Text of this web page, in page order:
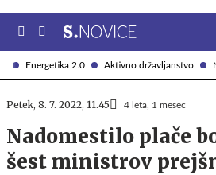
Energetika 2.0 Aktivno državljanstvo
Petek, 8. 7. 2022, 11.45 4 leta, 1 mesec
Nadomestilo plače
šest ministrov